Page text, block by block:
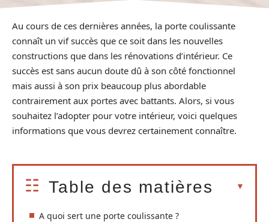
Au cours de ces dernières années, la porte coulissante
connaît un vif succès que ce soit dans les nouvelles
constructions que dans les rénovations d’intérieur. Ce
succès est sans aucun doute dû à son côté fonctionnel
mais aussi à son prix beaucoup plus abordable
contrairement aux portes avec battants. Alors, si vous
souhaitez l’adopter pour votre intérieur, voici quelques
informations que vous devrez certainement connaître.
Table des matières
A quoi sert une porte coulissante ?